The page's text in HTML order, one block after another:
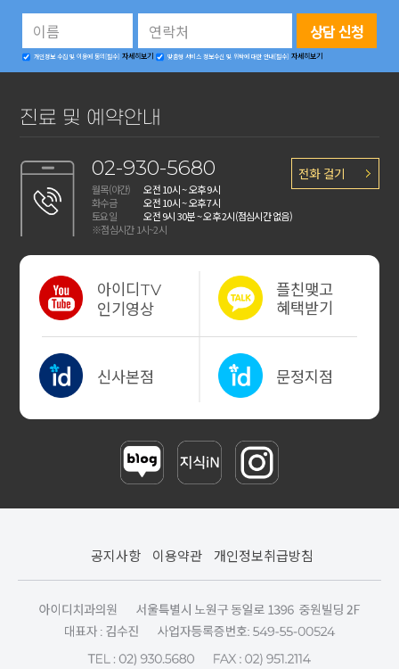
개인정보 수집 및 이용에 동의[필수] 자세히보기 맞춤형 서비스 정보수신 및 위탁에 대한 안내[필수] 자세히보기
진료 및 예약안내
02-930-5680
월목(야간)
오전 10시 ~ 오후 9시
화수금
오전 10시 ~ 오후 7시
토요일
오전 9시 30분 ~ 오후 2시(점심시간 없음)
※점심시간 1시~2시
전화 걸기
아이디TV
인기영상
플친맺고
혜택받기
신사본점 문정지점
공지사항 이용약관 개인정보취급방침